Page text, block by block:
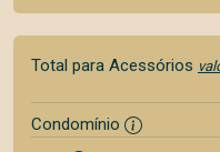
Total para Acessórios
Condomínio